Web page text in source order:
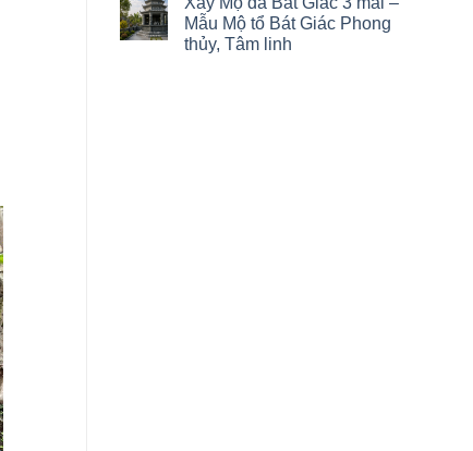
Mẫu Mộ tổ Bát Giác Phong
thủy, Tâm linh